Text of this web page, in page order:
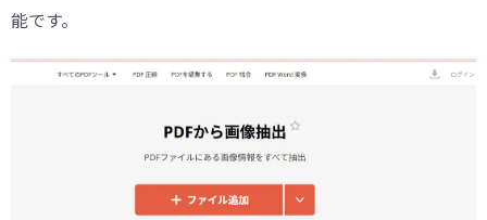
能です。